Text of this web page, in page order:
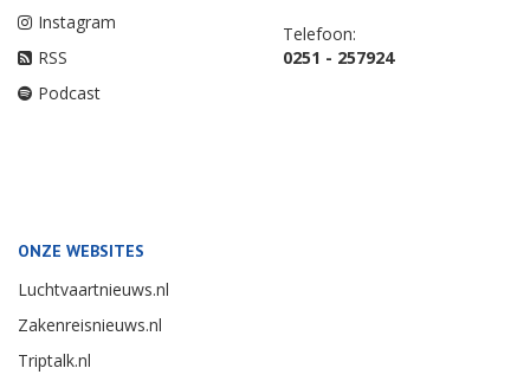
Instagram
RSS
Podcast
Telefoon:
0251 - 257924
ONZE WEBSITES
Luchtvaartnieuws.nl
Zakenreisnieuws.nl
Triptalk.nl